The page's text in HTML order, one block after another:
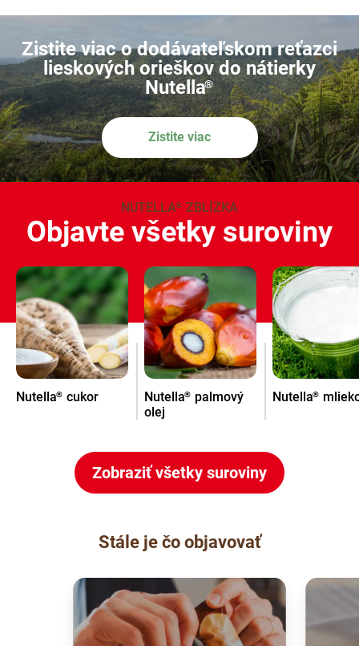
Zistite viac o dodávateľskom reťazci
lieskových orieškov do nátierky
Nutella®
Zistite viac
NUTELLA® ZBLÍZKA
Objavte všetky suroviny
Nutella® cukor Nutella® palmový
olej
Nutella®
Zobraziť všetky suroviny
Stále je čo objavovať